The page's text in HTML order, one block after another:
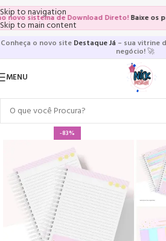
Skip to navigation
Skip to main content
sistema de Download Direto!Baixe os
Conheça o novo site Destaque Já – sua vitrine
negócio!🚀
MENU
-83%